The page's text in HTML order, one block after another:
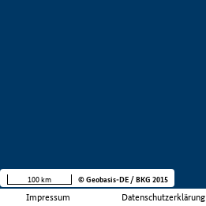
Impressum Datenschutzerklärung
100 km © Geobasis-DE / BKG 2015